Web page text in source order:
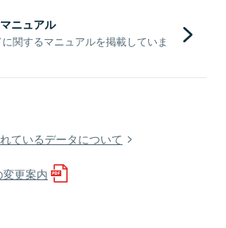
ニュアル
関するマニュアルを掲載していま
ているデータについて
更案内